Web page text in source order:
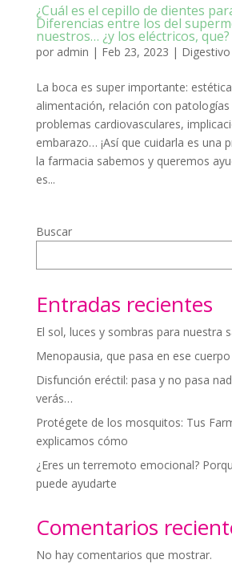
¿Cuál es el cepillo de dientes
Diferencias entre los del
nuestros… ¿y los eléctricos, que?
por admin | Feb 23, 2023 | Digestivo
La boca es super importante:
alimentación, relación con
problemas cardiovasculares,
embarazo… ¡Así que cuidarla es una
la farmacia sabemos y queremos
es...
Buscar
Entradas recientes
El sol, luces y sombras para nuestra
Menopausia, que pasa en ese
Disfunción eréctil: pasa y no pasa
verás…
Protégete de los mosquitos: Tus
explicamos cómo
¿Eres un terremoto emocional?
puede ayudarte
Comentarios
No hay comentarios que mostrar.